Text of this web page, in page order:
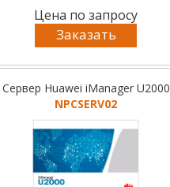
Цена по запросу
Заказать
Сервер Huawei iManager U2000
NPCSERV02